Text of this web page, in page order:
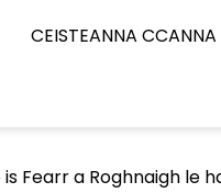
CEISTEANNA CCANNA
Fearr a Roghnaigh le